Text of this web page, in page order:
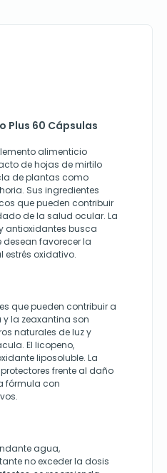
Plus 60 Cápsulas
alimenticio
de hojas de mirtilo
de plantas como
Sus ingredientes
que pueden contribuir
de la salud ocular. La
antioxidantes busca
favorecer la
estrés oxidativo.
que pueden contribuir a
la zeaxantina son
naturales de luz y
El licopeno,
liposoluble. La
frente al daño
fórmula con
agua,
no exceder la dosis